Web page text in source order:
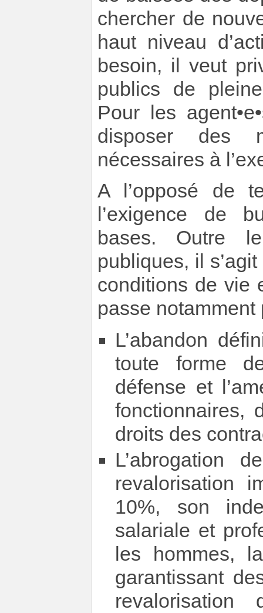
chercher de
haut niveau
besoin, il veut
publics de
Pour les
disposer des
nécessaires à
A l’opposé de
l’exigence de
bases. Outre
publiques, il
conditions de vie
passe notamment
L’abandon
toute forme
défense et
fonctionnaires,
droits des
L’abrogation
revalorisation
10%, son
salariale et
les hommes,
garantissant
revalorisation